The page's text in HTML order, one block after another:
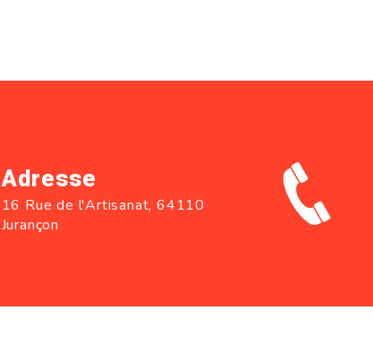
Adresse
16 Rue de l'Artisanat, 64110
Jurançon